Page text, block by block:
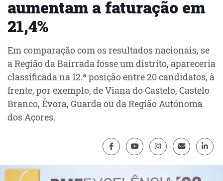
aumentam a faturação em
21,4%
Em comparação com os resultados nacionais, se
a Região da Bairrada fosse um distrito, apareceria
classificada na 12.ª posição entre 20 candidatos, à
frente, por exemplo, de Viana do Castelo, Castelo
Branco, Évora, Guarda ou da Região Autónoma
dos Açores.